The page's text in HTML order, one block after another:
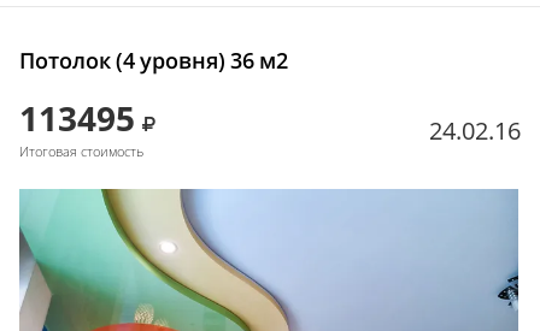
Потолок (4 уровня) 36 м2
113495
Итоговая стоимость
24.02.16